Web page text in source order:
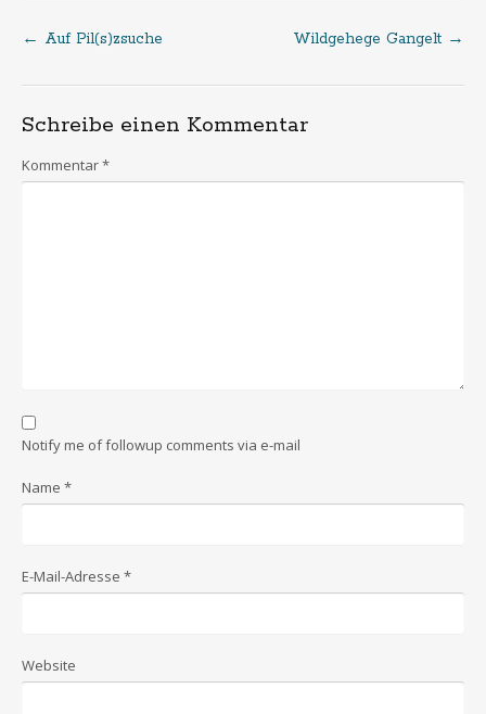
Post
navigation
← Auf Pil(s)zsuche Wildgehege Gangelt →
Schreibe einen Kommentar
Kommentar*
Notify me of followup comments via e-mail
Name *
E-Mail-Adresse *
Website